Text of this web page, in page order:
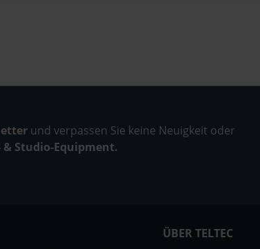
und verpassen Sie keine Neuigkeit oder
Studio-Equipment.
ÜBER TELTEC